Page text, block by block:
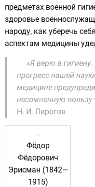
предметах военной
здоровье
народу, как уберечь
аспектам медицины
«Я верю в
прогресс нашей
медицине
несомненную пользу
Н. И. Пирогов
Фёдор
Фёдорович
Эрисман (1842—
1915)